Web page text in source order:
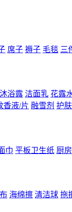
席子 褥子 毛毯 三
沐浴露 洁面乳 花露
香液/片 融雪剂 护
巾 平板卫生纸 厨
海绵擦 清洁球 拖